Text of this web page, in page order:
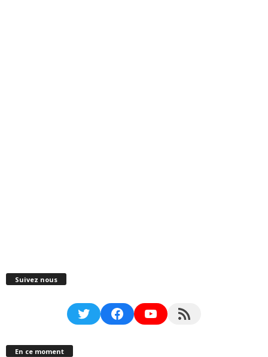
Suivez nous
TwitterFacebookYouTubeRSS Feed
En ce moment